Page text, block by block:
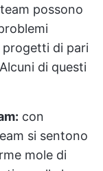
possono
di pari
di questi
con
si sentono
mole di